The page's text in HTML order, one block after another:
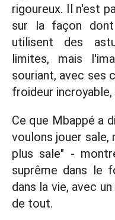
rigoureux. Il n'est
sur la façon dont
utilisent des
limites, mais
souriant, avec ses
froideur
Ce que Mbappé a
voulons jouer sale,
plus sale" -
suprême dans le
dans la vie, avec
de tout.